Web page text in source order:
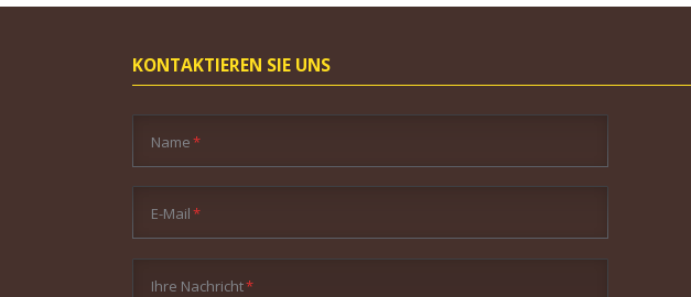
KONTAKTIEREN SIE UNS
Pflichtfeld
Name*
Pflichtfeld
E-Mail*
Pflichtfeld
Ihre Nachricht*